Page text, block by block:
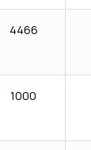
4466
1000